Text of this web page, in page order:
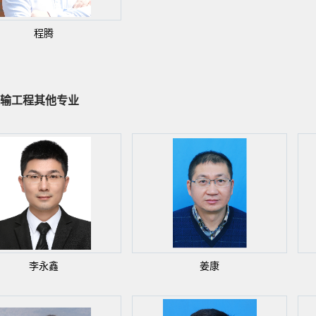
程腾
工程其他专业
李永鑫 姜康